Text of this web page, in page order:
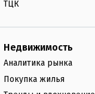
ТЦК
Недвижимость
Аналитика рынка
Покупка жилья